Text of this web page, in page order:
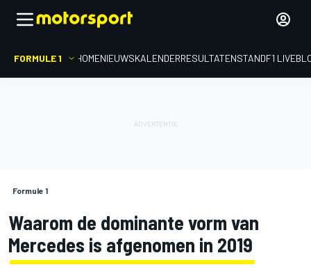
FORMULE 1 HOMENIEUWSKALENDERRESULTATENSTANDF1
Formule 1
Waarom de dominante vorm van
Mercedes is afgenomen in 2019